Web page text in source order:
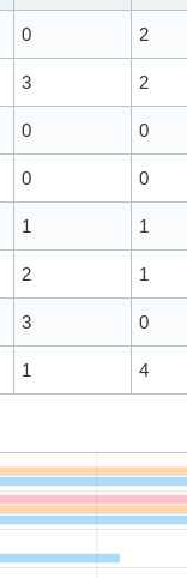
0 2
3 2
0 0
0 0
1 1
2 1
3 0
1 4